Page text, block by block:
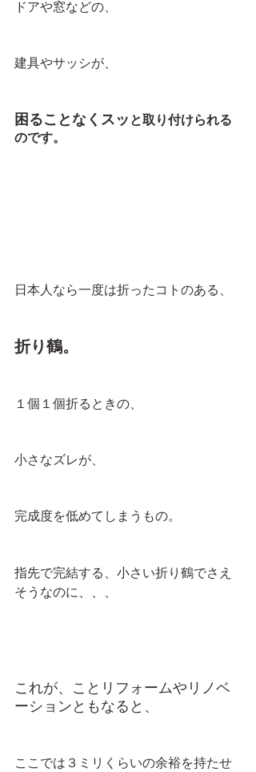
ドアや窓などの、
建具やサッシが、
困ることなくスッ と取り付けられる
のです。
日本人なら一度は折ったコトのある、
折り鶴。
１個１個折るときの、
小さなズレが、
完成度を低めてしまうもの。
指先で完結する、小さい折り鶴でさえ
そうなのに、、、
これが、ことリフォームやリノベ
ーションともなると、
ここでは３ミリくらいの余裕を持たせ